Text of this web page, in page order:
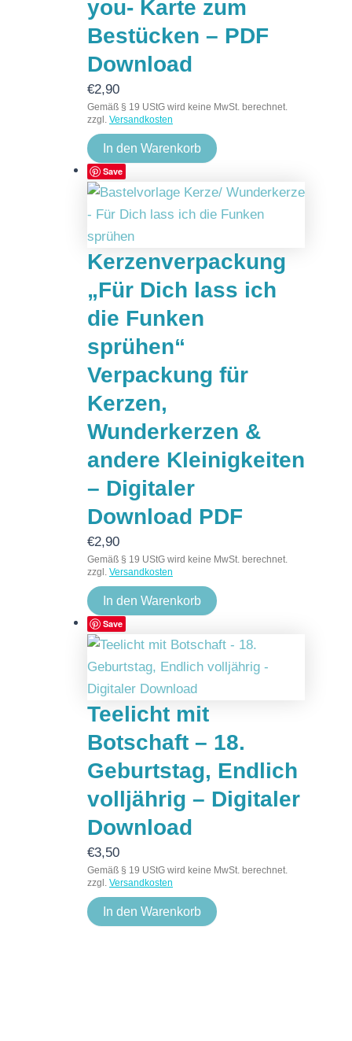
you- Karte zum
Bestücken – PDF
Download
€2,90
Gemäß § 19 UStG wird keine MwSt. berechnet.
zzgl. Versandkosten
In den Warenkorb
Save
Kerzenverpackung
„Für Dich lass ich
die Funken
sprühen“
Verpackung für
Kerzen,
Wunderkerzen &
andere Kleinigkeiten
– Digitaler
Download PDF
€2,90
Gemäß § 19 UStG wird keine MwSt. berechnet.
zzgl. Versandkosten
In den Warenkorb
Save
Teelicht mit
Botschaft – 18.
Geburtstag, Endlich
volljährig – Digitaler
Download
€3,50
Gemäß § 19 UStG wird keine MwSt. berechnet.
zzgl. Versandkosten
In den Warenkorb